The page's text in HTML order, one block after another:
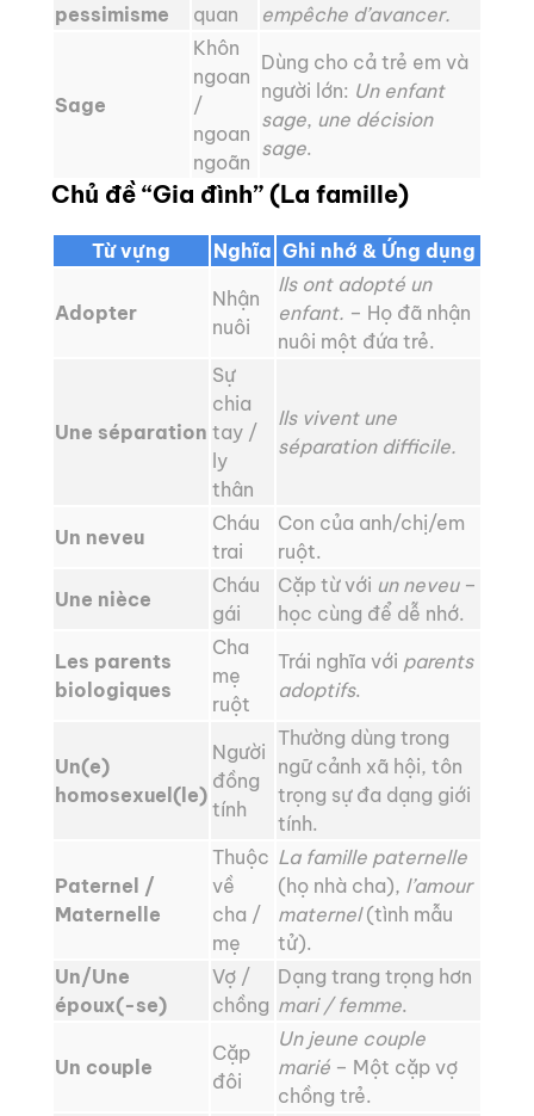
pessimisme quan empêche d’avancer.
Sage
Khôn
ngoan
/
ngoan
ngoãn
Dùng cho cả trẻ em và
người lớn: Un enfant
sage, une décision
sage.
Chủ đề “Gia đình” (La famille)
Từ vựng Nghĩa Ghi nhớ & Ứng dụng
Adopter
Nhận
nuôi
Ils ont adopté un
enfant. – Họ đã nhận
nuôi một đứa trẻ.
Une séparation
Sự
chia
tay /
ly
thân
Ils vivent une
séparation difficile.
Un neveu
Cháu
trai
Con của anh/chị/em
ruột.
Une nièce
Cháu
gái
Cặp từ với un neveu–
học cùng để dễ nhớ.
Les parents
biologiques
Cha
mẹ
ruột
Trái nghĩa với parents
adoptifs.
Un(e)
homosexuel(le)
Người
đồng
tính
Thường dùng trong
ngữ cảnh xã hội, tôn
trọng sự đa dạng giới
tính.
Paternel /
Maternelle
Thuộc
về
cha /
mẹ
La famille paternelle
(họ nhà cha), l’amour
maternel(tình mẫu
tử).
Un/Une
époux(-se)
Vợ /
chồng
Dạng trang trọng hơn
mari / femme.
Un couple
Cặp
đôi
Un jeune couple
marié – Một cặp vợ
chồng trẻ.